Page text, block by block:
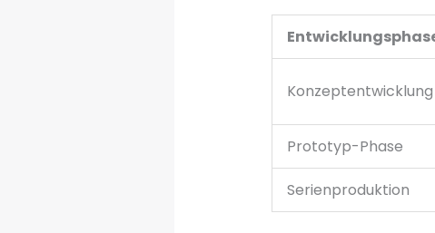
Konzeptentwicklung
Prototyp-Phase
Serienproduktion